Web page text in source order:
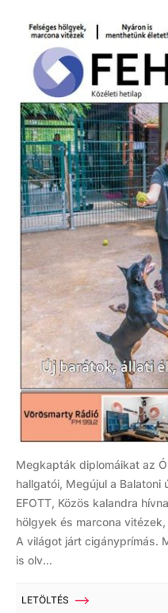
Megkapták diplomáikat az
hallgatói, Megújul a
EFOTT, Közös kalandra
hölgyek és marcona
A világot járt cigányprímás.
is olv...
LETÖLTÉS